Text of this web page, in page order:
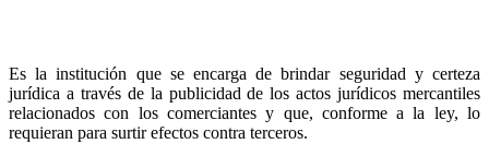
Es la institución que se encarga de brindar seguridad y certeza
jurídica a través de la publicidad de los actos jurídicos mercantiles
relacionados con los comerciantes y que, conforme a la ley, lo
requieran para surtir efectos contra terceros.